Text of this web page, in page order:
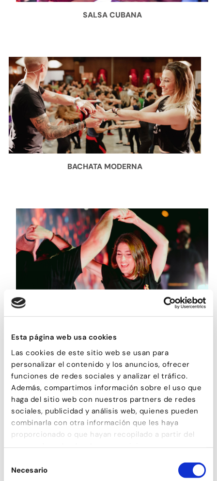
Esta página web usa cookies
Las cookies de este sitio web se usan para
personalizar el contenido y los anuncios, ofrecer
funciones de redes sociales y analizar el tráfico.
Además, compartimos información sobre el uso que
haga del sitio web con nuestros partners de redes
sociales, publicidad y análisis web, quienes pueden
combinarla con otra información que les haya
proporcionado o que hayan recopilado a partir del
uso que haya hecho de sus servicios.
deNecesario
SALSA CUBANA
BACHATA MODERNA
ROCK&ROLL